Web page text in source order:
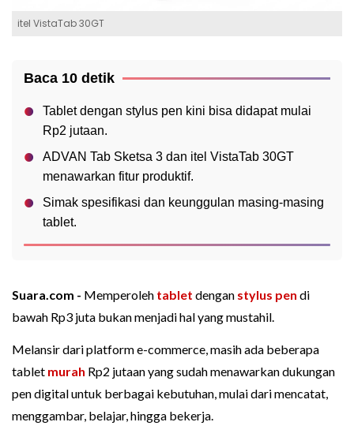
itel VistaTab 30GT
Baca 10 detik
Tablet dengan stylus pen kini bisa didapat mulai
Rp2 jutaan.
ADVAN Tab Sketsa 3 dan itel VistaTab 30GT
menawarkan fitur produktif.
Simak spesifikasi dan keunggulan masing-masing
tablet.
Suara.com - Memperoleh tablet dengan stylus pen di
bawah Rp3 juta bukan menjadi hal yang mustahil.
Melansir dari platform e-commerce, masih ada beberapa
tablet murah Rp2 jutaan yang sudah menawarkan dukungan
pen digital untuk berbagai kebutuhan, mulai dari mencatat,
menggambar, belajar, hingga bekerja.